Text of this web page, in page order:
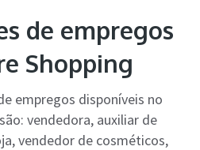
de empregos
Shopping
empregos disponíveis no
vendedora, auxiliar de
vendedor de cosméticos,